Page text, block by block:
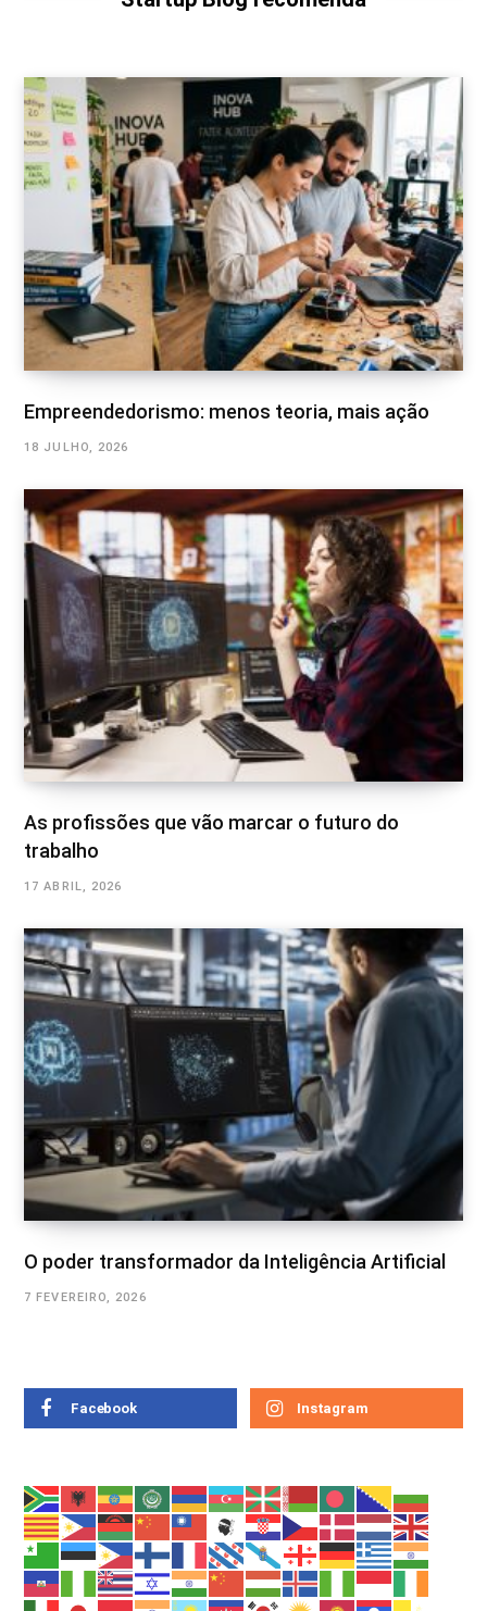
Empreendedorismo: menos teoria, mais ação
18 JULHO, 2026
As profissões que vão marcar o futuro do
trabalho
17 ABRIL, 2026
O poder transformador da Inteligência Artificial
7 FEVEREIRO, 2026
Facebook Instagram